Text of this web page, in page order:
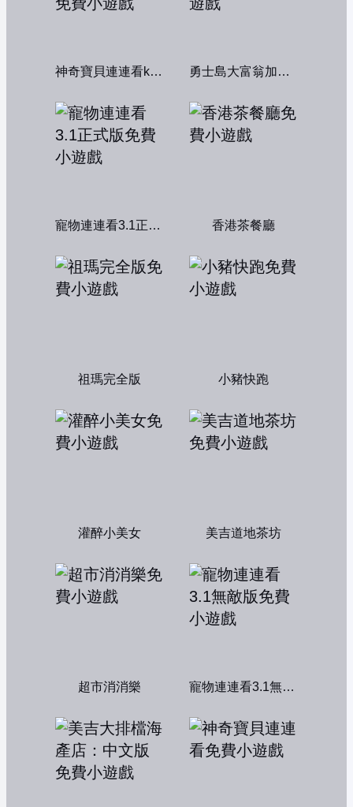
神奇寶貝連連看kawai版2004 勇士島大富翁加強版
寵物連連看3.1正式版 香港茶餐廳
祖瑪完全版 小豬快跑
灌醉小美女 美吉道地茶坊
超市消消樂 寵物連連看3.1無敵版